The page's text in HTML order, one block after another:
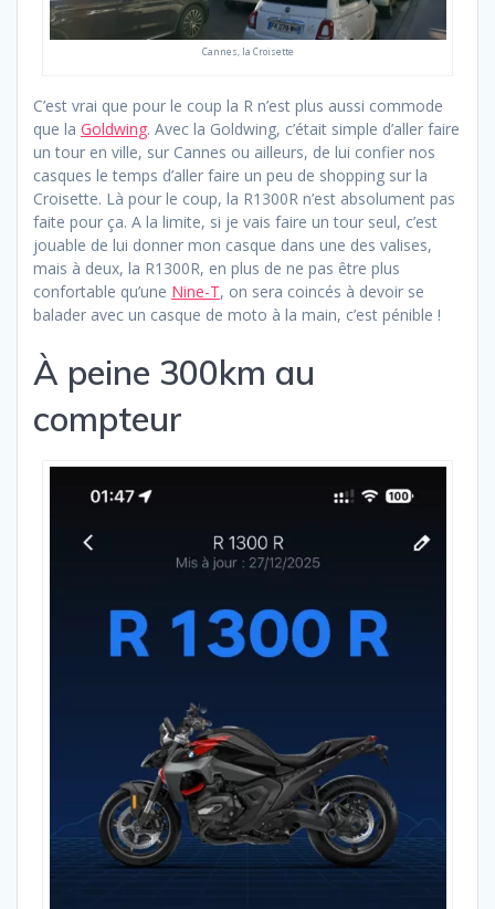
Cannes, la Croisette
C’est vrai que pour le coup la R n’est plus aussi commode
que la Goldwing. Avec la Goldwing, c’était simple d’aller faire
un tour en ville, sur Cannes ou ailleurs, de lui confier nos
casques le temps d’aller faire un peu de shopping sur la
Croisette. Là pour le coup, la R1300R n’est absolument pas
faite pour ça. A la limite, si je vais faire un tour seul, c’est
jouable de lui donner mon casque dans une des valises,
mais à deux, la R1300R, en plus de ne pas être plus
confortable qu’une Nine-T, on sera coincés à devoir se
balader avec un casque de moto à la main, c’est pénible !
À peine 300km au
compteur